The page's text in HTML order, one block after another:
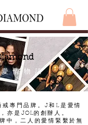
情物語
戒專門品牌。J和L是愛情
亦是 JOL的創辦人。
中，二人的愛情緊繫於無